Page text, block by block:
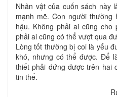
Nhân vật của cuốn sách này
mạnh mẽ. Con người thường
hậu. Không phải ai cũng cho
phải ai cũng có thể vượt qua
Lòng tốt thường bị coi là yếu
khó, nhưng có thể được. Để
thiết phải đứng được trên hai
tin thế.